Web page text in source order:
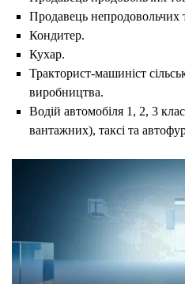
Продавець непродовольчих
Кондитер.
Кухар.
Тракторист-машиніст
виробництва.
Водій автомобіля 1, 2, 3
вантажних), таксі та